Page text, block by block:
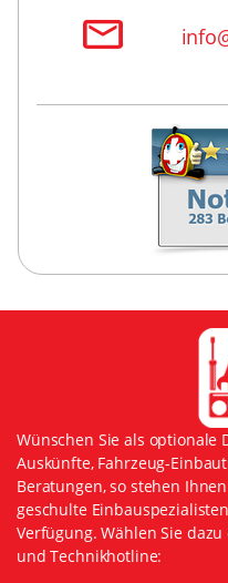
Wünschen Sie als optionale
Auskünfte, Fahrzeug-
Beratungen, so stehen
geschulte
Verfügung. Wählen Sie
und Technikhotline: